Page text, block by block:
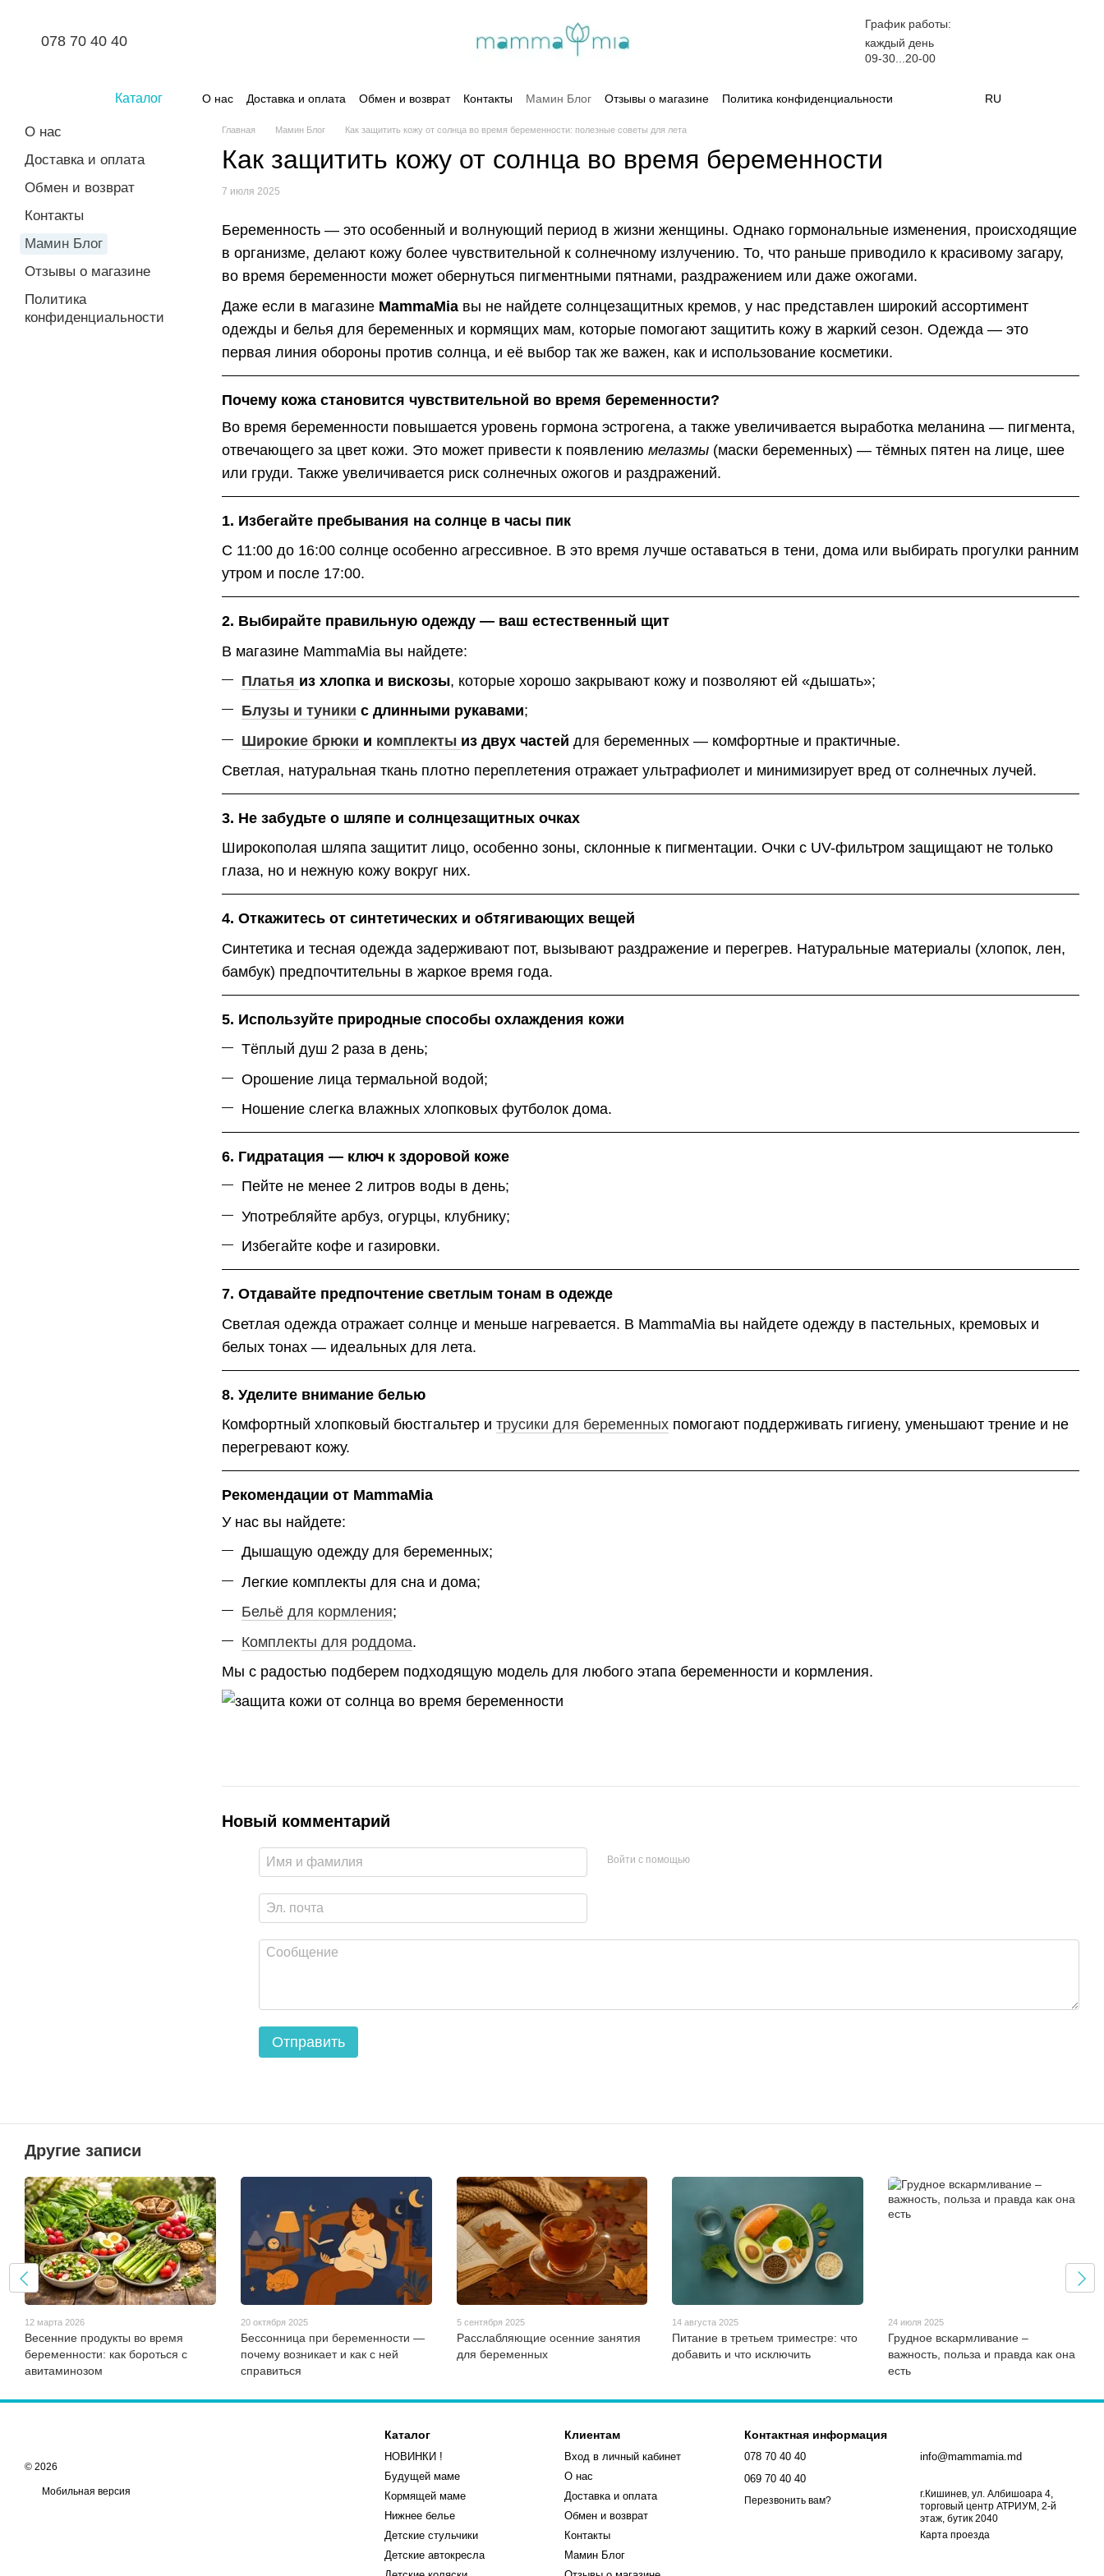
078 70 40 40
График работы:
каждый день
09-30...20-00
Каталог О нас Доставка и оплата Обмен и возврат Контакты Мамин Блог Отзывы о магазине Политика конфиденциальности RU
Главная Мамин Блог Как защитить кожу от солнца во время беременности: полезные советы для лета
Как защитить кожу от солнца во время беременности
7 июля 2025
Беременность — это особенный и волнующий период в жизни женщины. Однако гормональные изменения, происходящие
в организме, делают кожу более чувствительной к солнечному излучению. То, что раньше приводило к красивому загару,
во время беременности может обернуться пигментными пятнами, раздражением или даже ожогами.
Даже если в магазине MammaMia вы не найдете солнцезащитных кремов, у нас представлен широкий ассортимент
одежды и белья для беременных и кормящих мам, которые помогают защитить кожу в жаркий сезон. Одежда — это
первая линия обороны против солнца, и её выбор так же важен, как и использование косметики.
Почему кожа становится чувствительной во время беременности?
Во время беременности повышается уровень гормона эстрогена, а также увеличивается выработка меланина — пигмента,
отвечающего за цвет кожи. Это может привести к появлению мелазмы (маски беременных) — тёмных пятен на лице, шее
или груди. Также увеличивается риск солнечных ожогов и раздражений.
1. Избегайте пребывания на солнце в часы пик
С 11:00 до 16:00 солнце особенно агрессивное. В это время лучше оставаться в тени, дома или выбирать прогулки ранним
утром и после 17:00.
2. Выбирайте правильную одежду — ваш естественный щит
В магазине MammaMia вы найдете:
Платья из хлопка и вискозы, которые хорошо закрывают кожу и позволяют ей «дышать»;
Блузы и туники с длинными рукавами;
Широкие брюки и комплекты из двух частей для беременных — комфортные и практичные.
Светлая, натуральная ткань плотно переплетения отражает ультрафиолет и минимизирует вред от солнечных лучей.
3. Не забудьте о шляпе и солнцезащитных очках
Широкополая шляпа защитит лицо, особенно зоны, склонные к пигментации. Очки с UV-фильтром защищают не только
глаза, но и нежную кожу вокруг них.
4. Откажитесь от синтетических и обтягивающих вещей
Синтетика и тесная одежда задерживают пот, вызывают раздражение и перегрев. Натуральные материалы (хлопок, лен,
бамбук) предпочтительны в жаркое время года.
5. Используйте природные способы охлаждения кожи
Тёплый душ 2 раза в день;
Орошение лица термальной водой;
Ношение слегка влажных хлопковых футболок дома.
6. Гидратация — ключ к здоровой коже
Пейте не менее 2 литров воды в день;
Употребляйте арбуз, огурцы, клубнику;
Избегайте кофе и газировки.
7. Отдавайте предпочтение светлым тонам в одежде
Светлая одежда отражает солнце и меньше нагревается. В MammaMia вы найдете одежду в пастельных, кремовых и
белых тонах — идеальных для лета.
8. Уделите внимание белью
Комфортный хлопковый бюстгальтер и трусики для беременных помогают поддерживать гигиену, уменьшают трение и не
перегревают кожу.
Рекомендации от MammaMia
У нас вы найдете:
Дышащую одежду для беременных;
Легкие комплекты для сна и дома;
Бельё для кормления;
Комплекты для роддома.
Мы с радостью подберем подходящую модель для любого этапа беременности и кормления.
Новый комментарий
Войти с помощью
Отправить
О нас
Доставка и оплата
Обмен и возврат
Контакты
Мамин Блог
Отзывы о магазине
Политика
конфиденциальности
Другие записи
12 марта 2026
Весенние продукты во время
беременности: как бороться с
авитаминозом
20 октября 2025
Бессонница при беременности —
почему возникает и как с ней
справиться
5 сентября 2025
Расслабляющие осенние занятия
для беременных
14 августа 2025
Питание в третьем триместре: что
добавить и что исключить
24 июля 2025
Грудное вскармливание –
важность, польза и правда как она
есть
© 2026
Мобильная версия
Каталог
НОВИНКИ !
Будущей маме
Кормящей маме
Нижнее белье
Детские стульчики
Детские автокресла
Клиентам
Вход в личный кабинет
О нас
Доставка и оплата
Обмен и возврат
Контакты
Мамин Блог
Контактная информация
078 70 40 40
069 70 40 40
Перезвонить вам?
info@mammamia.md
г.Кишинев, ул. Албишоара 4,
торговый центр АТРИУМ, 2-й
этаж, бутик 2040
Карта проезда